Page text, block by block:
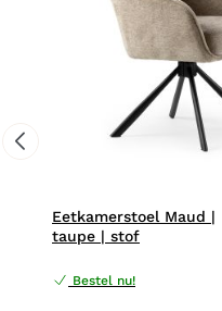
Eetkamerstoel Maud |
taupe | stof
Bestel nu!